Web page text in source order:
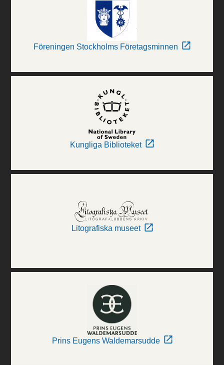
Föreningen Stockholms Företagsminnen
Kungliga Biblioteket
Litografiska museet
Prins Eugens Waldemarsudde